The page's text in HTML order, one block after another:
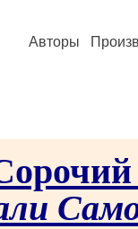
Авторы